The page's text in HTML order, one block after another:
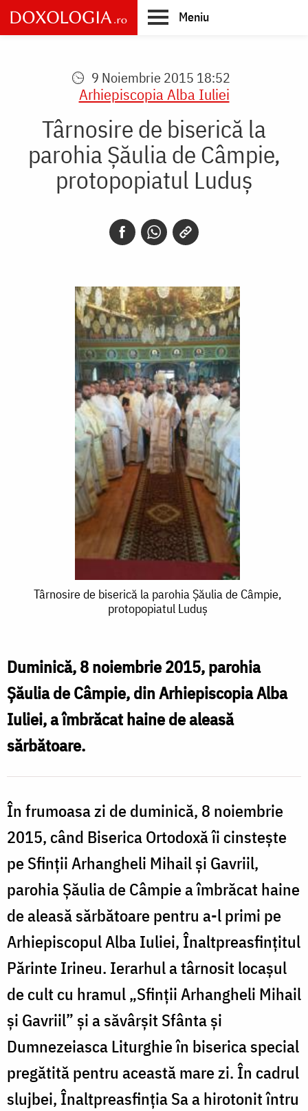
Skip
to
main
Meniu
9 Noiembrie 2015 18:52
Arhiepiscopia Alba Iuliei
Târnosire de biserică la
parohia Şăulia de Câmpie,
protopopiatul Luduş
Târnosire
la
parohia
Şăulia
de
Luduş
Târnosire de biserică la parohia Şăulia de Câmpie,
protopopiatul Luduş
Duminică, 8 noiembrie 2015, parohia
Şăulia de Câmpie, din Arhiepiscopia Alba
Iuliei, a îmbrăcat haine de aleasă
sărbătoare.
În frumoasa zi de duminică, 8 noiembrie
2015, când Biserica Ortodoxă îi cinstește
pe Sfinții Arhangheli Mihail şi Gavriil,
parohia Şăulia de Câmpie a îmbrăcat haine
de aleasă sărbătoare pentru a-l primi pe
Arhiepiscopul Alba Iuliei, Înaltpreasfințitul
Părinte Irineu. Ierarhul a târnosit locașul
de cult cu hramul „Sfinții Arhangheli Mihail
și Gavriil” și a săvârşit Sfânta şi
Dumnezeiasca Liturghie în biserica special
pregătită pentru această mare zi. În cadrul
slujbei, Înaltpreasfinţia Sa a hirotonit întru